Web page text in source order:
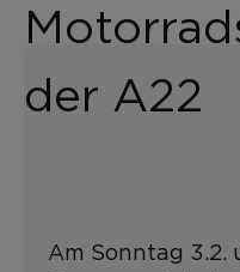
der A22
Am Sonntag 3.2.